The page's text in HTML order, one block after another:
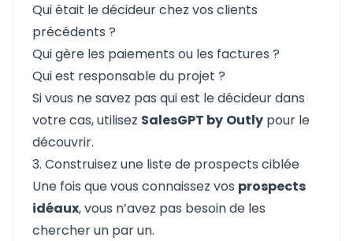
Qui était le décideur chez vos clients
précédents ?
Qui gère les paiements ou les factures ?
Qui est responsable du projet ?
Si vous ne savez pas qui est le décideur dans
votre cas, utilisez SalesGPT by Outly pour le
découvrir.
3. Construisez une liste de prospects ciblée
Une fois que vous connaissez vos prospects
idéaux, vous n’avez pas besoin de les
chercher un par un.